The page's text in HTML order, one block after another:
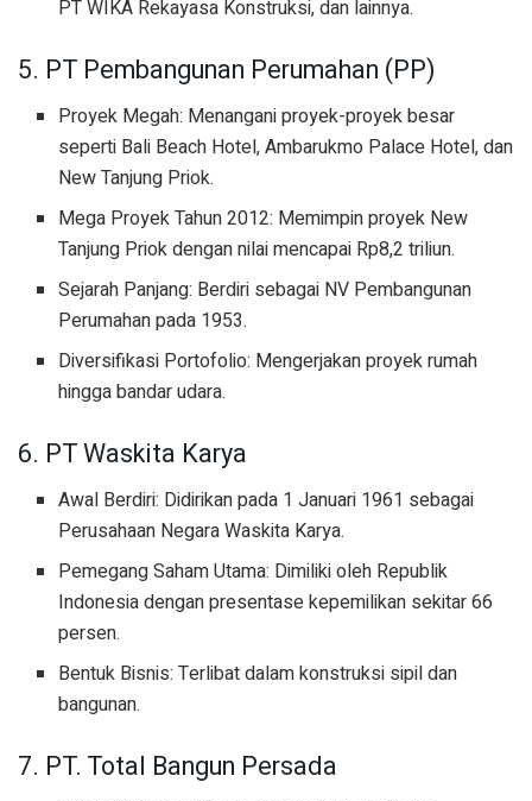
PT WIKA Rekayasa Konstruksi, dan lainnya.
5. PT Pembangunan Perumahan (PP)
Proyek Megah: Menangani proyek-proyek besar
seperti Bali Beach Hotel, Ambarukmo Palace Hotel, dan
New Tanjung Priok.
Mega Proyek Tahun 2012: Memimpin proyek New
Tanjung Priok dengan nilai mencapai Rp8,2 triliun.
Sejarah Panjang: Berdiri sebagai NV Pembangunan
Perumahan pada 1953.
Diversifikasi Portofolio: Mengerjakan proyek rumah
hingga bandar udara.
6. PT Waskita Karya
Awal Berdiri: Didirikan pada 1 Januari 1961 sebagai
Perusahaan Negara Waskita Karya.
Pemegang Saham Utama: Dimiliki oleh Republik
Indonesia dengan presentase kepemilikan sekitar 66
persen.
Bentuk Bisnis: Terlibat dalam konstruksi sipil dan
bangunan.
7. PT. Total Bangun Persada